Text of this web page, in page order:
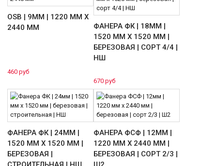
OSB | 9ММ | 1220 ММ Х
2440 ММ
460 руб
ФАНЕРА ФК | 18ММ |
1520 ММ Х 1520 ММ |
БЕРЕЗОВАЯ | СОРТ 4/4 |
НШ
670 руб
ФАНЕРА ФК | 24ММ |
1520 ММ Х 1520 ММ |
БЕРЕЗОВАЯ |
ФАНЕРА ФСФ | 12ММ |
1220 ММ Х 2440 ММ |
БЕРЕЗОВАЯ | СОРТ 2/3 |